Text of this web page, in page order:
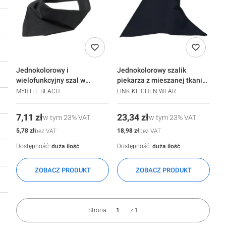
Jednokolorowy i
wielofunkcyjny szal w
kształcie trójkąta Myrtle
MYRTLE BEACH
Cena
7,11 złw tym23%VAT
Cena
5,78 złbez VAT
ZOBACZ PRODUKT
Dostępność: duża ilość
Jednokolorowy szalik
piekarza z mieszanej tkaniny
Link Kitchen Wear
LINK KITCHEN WEAR
Cena
23,34 złw tym23%VAT
Cena
18,98 złbez VAT
ZOBACZ PRODUKT
Dostępność: duża ilość
Strona z 1